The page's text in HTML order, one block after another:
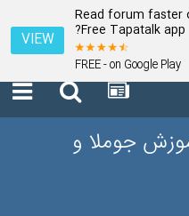
Read forum faster
Free Tapatalk app?
FREE - on Google Play
VIEW
جوملا و